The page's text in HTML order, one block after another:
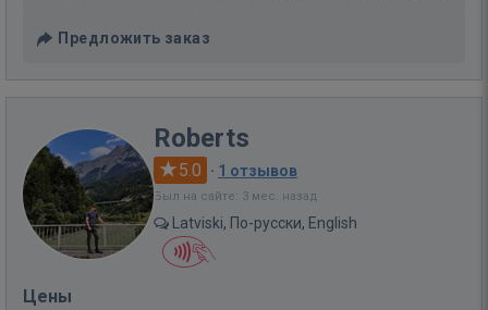
Предложить заказ
Roberts
5.0 · 1 отзывов
Был на сайте: 3 мес. назад
Latviski, По-русски, English
Цены